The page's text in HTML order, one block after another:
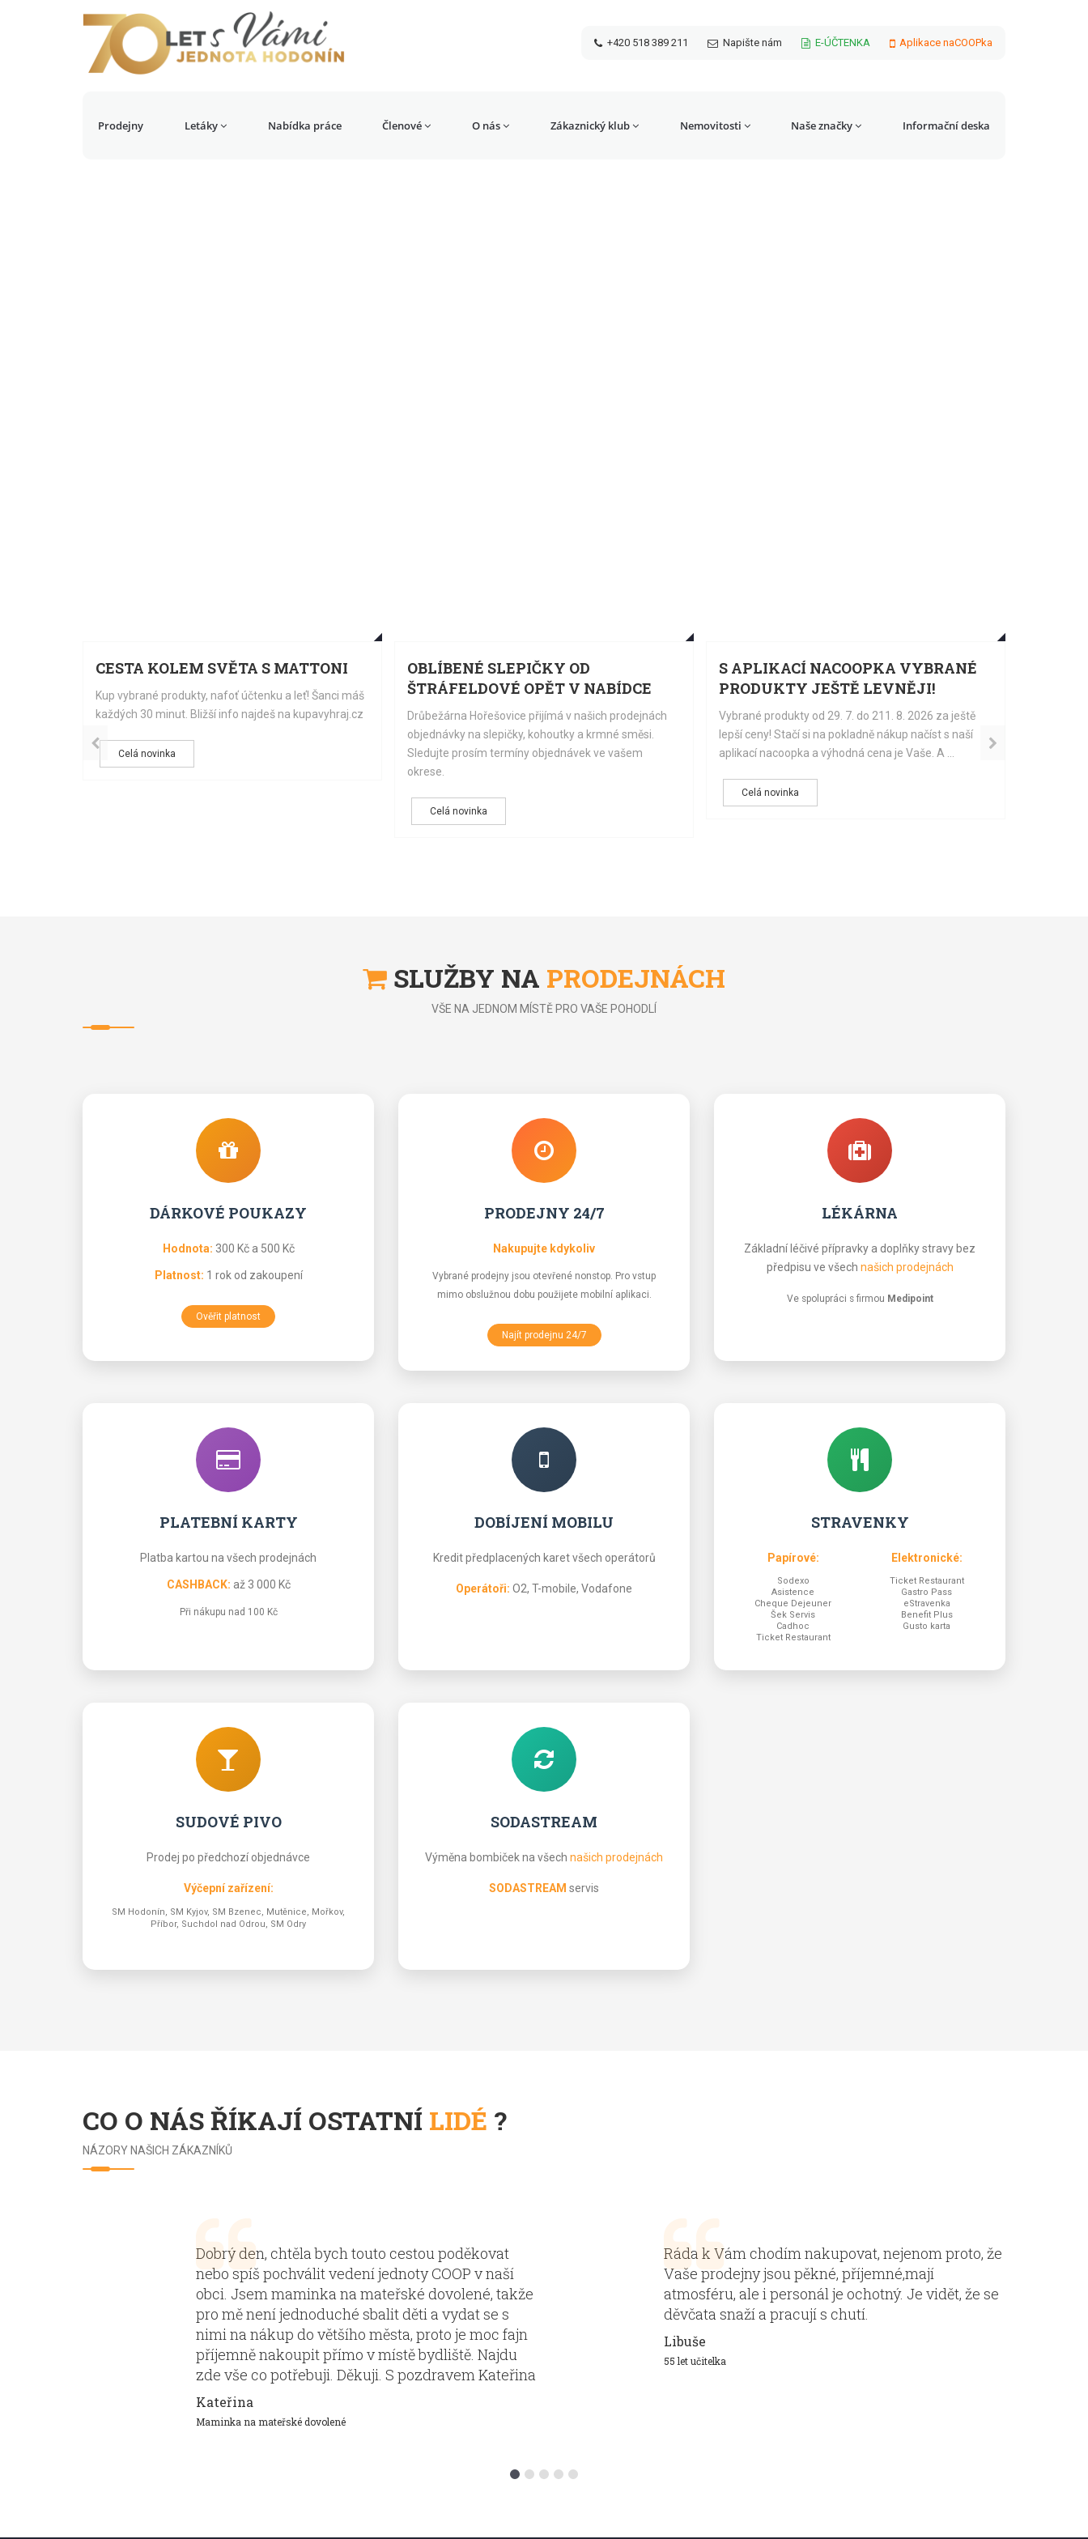
+420 518 389 211 Napište nám E-ÚČTENKA Aplikace naCOOPka
Prodejny Letáky Nabídka práce Členové O nás Zákaznický klub Nemovitosti Naše značky Informační deska
CESTA KOLEM SVĚTA S MATTONI
Kup vybrané produkty, nafoť účtenku a leť! Šanci máš
každých 30 minut. Bližší info najdeš na kupavyhraj.cz
Celá novinka
OBLÍBENÉ SLEPIČKY OD
ŠTRÁFELDOVÉ OPĚT V NABÍDCE
Drůbežárna Hořešovice přijímá v našich prodejnách
objednávky na slepičky, kohoutky a krmné směsi.
Sledujte prosím termíny objednávek ve vašem
okrese.
Celá novinka
S APLIKACÍ NACOOPKA VYBRANÉ
PRODUKTY JEŠTĚ LEVNĚJI!
Vybrané produkty od 29. 7. do 211. 8. 2026 za ještě
lepší ceny! Stačí si na pokladně nákup načíst s naší
aplikací nacoopka a výhodná cena je Vaše. A ...
Celá novinka
SLUŽBY NA PRODEJNÁCH
VŠE NA JEDNOM MÍSTĚ PRO VAŠE POHODLÍ
DÁRKOVÉ POUKAZY
Hodnota: 300 Kč a 500 Kč
Platnost: 1 rok od zakoupení
Ověřit platnost
PRODEJNY 24/7
Nakupujte kdykoliv
Vybrané prodejny jsou otevřené nonstop. Pro vstup
mimo obslužnou dobu použijete mobilní aplikaci.
Najít prodejnu 24/7
LÉKÁRNA
Základní léčivé přípravky a doplňky stravy bez
předpisu ve všech našich prodejnách
Ve spolupráci s firmou Medipoint
PLATEBNÍ KARTY
Platba kartou na všech prodejnách
CASHBACK: až 3 000 Kč
Při nákupu nad 100 Kč
DOBÍJENÍ MOBILU
Kredit předplacených karet všech operátorů
Operátoři: O2, T-mobile, Vodafone
STRAVENKY
Papírové:
Sodexo
Asistence
Cheque Dejeuner
Šek Servis
Cadhoc
Ticket Restaurant
Elektronické:
Ticket Restaurant
Gastro Pass
eStravenka
Benefit Plus
Gusto karta
SUDOVÉ PIVO
Prodej po předchozí objednávce
Výčepní zařízení:
SM Hodonín, SM Kyjov, SM Bzenec, Mutěnice, Mořkov,
Příbor, Suchdol nad Odrou, SM Odry
SODASTREAM
Výměna bombiček na všech našich prodejnách
SODASTREAM servis
CO O NÁS ŘÍKAJÍ OSTATNÍ LIDÉ ?
NÁZORY NAŠICH ZÁKAZNÍKŮ
Dobrý den, chtěla bych touto cestou poděkovat
nebo spíš pochválit vedení jednoty COOP v naší
obci. Jsem maminka na mateřské dovolené, takže
pro mě není jednoduché sbalit děti a vydat se s
nimi na nákup do většího města, proto je moc fajn
příjemně nakoupit přímo v místě bydliště. Najdu
zde vše co potřebuji. Děkuji. S pozdravem Kateřina
Kateřina
Maminka na mateřské dovolené
Ráda k Vám chodím nakupovat, nejenom proto, že
Vaše prodejny jsou pěkné, příjemné,mají
atmosféru, ale i personál je ochotný. Je vidět, že se
děvčata snaží a pracují s chutí.
Libuše
55 let učitelka